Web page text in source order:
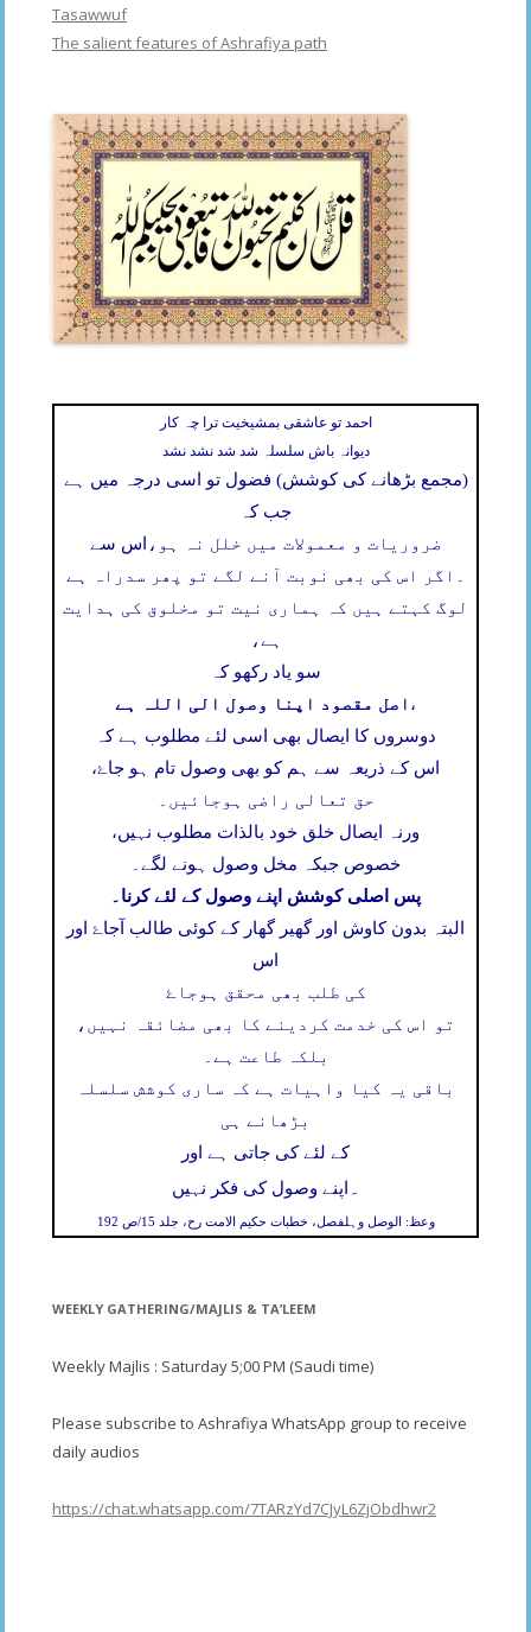
Tasawwuf
The salient features of Ashrafiya path
احمد تو عاشقی بمشیخیت ترا چہ کار
دیوانہ باش سلسلہ شد شد نشد نشد
(مجمع بڑھانے کی کوشش) فضول تو اسی درجہ میں ہے
جب کہ
اس سے ضروریات و معمولات میں خلل نہ ہو،
اگر اس کی بھی نوبت آنے لگے تو پھر سدراہ ہے
لوگ کہتے ہیں کہ ہماری نیت تو مخلوق کی ہدایت
ہے،
سو یاد رکھو کہ
اصل مقصود اپنا وصول الی اللہ ہے ،
دوسروں کا ایصال بھی اسی لئے مطلوب ہے کہ
اس کے ذریعہ سے ہم کو بھی وصول تام ہو جاۓ،
حق تعالی راضی ہوجائیں۔
ورنہ ایصال خلق خود بالذات مطلوب نہیں،
خصوص جبکہ مخل وصول ہونے لگے۔
پس اصلی کوشش اپنے وصول کے لئے کرنا۔
البتہ بدون کاوش اور گھیر گھار کے کوئی طالب آجاۓ اور
اس
کی طلب بھی محقق ہوجاۓ
تو اس کی خدمت کردینے کا بھی مضائقہ نہیں،
بلکہ طاعت ہے۔
باقی یہ کیا واہیات ہے کہ ساری کوشش سلسلہ
بڑھانے ہی
کے لئے کی جاتی ہے اور
اپنے وصول کی فکر نہیں ۔
وعظ: الوصل وہلفصل، خطبات حکیم الامت رح، جلد 15/ص 192
WEEKLY GATHERING/MAJLIS & TA’LEEM
Weekly Majlis : Saturday 5;00 PM (Saudi time)
Please subscribe to Ashrafiya WhatsApp group to receive
daily audios
https://chat.whatsapp.com/7TARzYd7CJyL6ZjObdhwr2